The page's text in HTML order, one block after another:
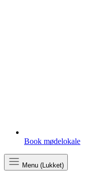
Book mødelokale
Menu (Lukket)